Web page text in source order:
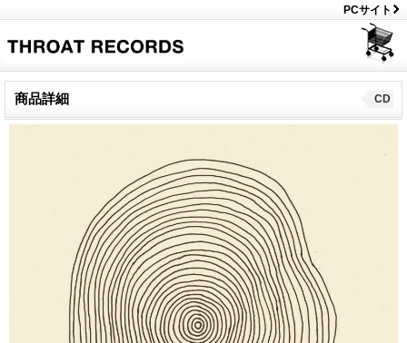
PCサイト
商品詳細 CD